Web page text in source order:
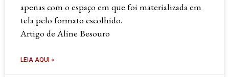
apenas com o espaço em que foi materializada em
tela pelo formato escolhido.
Artigo de Aline Besouro
LEIA AQUI »